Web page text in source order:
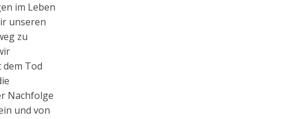
im Leben
unseren
zu
Tod
Nachfolge
und von